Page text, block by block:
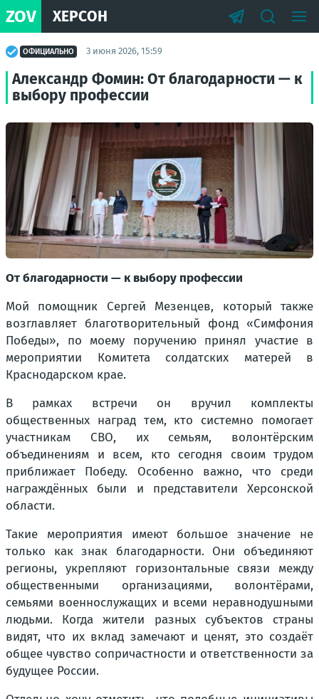
ZOV ХЕРСОН
ОФИЦИАЛЬНО 3 июня 2026, 15:59
Александр Фомин: От благодарности — к
выбору профессии
От благодарности — к выбору профессии
Мой помощник Сергей Мезенцев, который также
возглавляет благотворительный фонд «Симфония
Победы», по моему поручению принял участие в
мероприятии Комитета солдатских матерей в
Краснодарском крае.
В рамках встречи он вручил комплекты
общественных наград тем, кто системно помогает
участникам СВО, их семьям, волонтёрским
объединениям и всем, кто сегодня своим трудом
приближает Победу. Особенно важно, что среди
награждённых были и представители Херсонской
области.
Такие мероприятия имеют большое значение не
только как знак благодарности. Они объединяют
регионы, укрепляют горизонтальные связи между
общественными организациями, волонтёрами,
семьями военнослужащих и всеми неравнодушными
людьми. Когда жители разных субъектов страны
видят, что их вклад замечают и ценят, это создаёт
общее чувство сопричастности и ответственности за
будущее России.